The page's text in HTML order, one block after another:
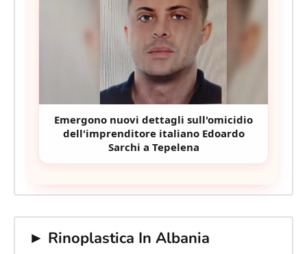
Emergono nuovi dettagli sull'omicidio
dell'imprenditore italiano Edoardo
Sarchi a Tepelena
► Rinoplastica In Albania